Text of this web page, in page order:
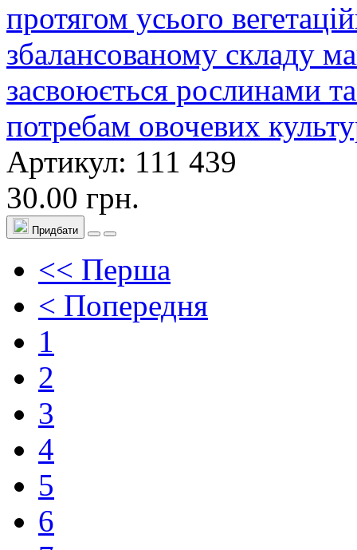
протягом усього
збалансованому складу
засвоюється рослинами
потребам овочевих
Артикул: 111 439
30.00 грн.
Придбати
<< Перша
< Попередня
1
2
3
4
5
6